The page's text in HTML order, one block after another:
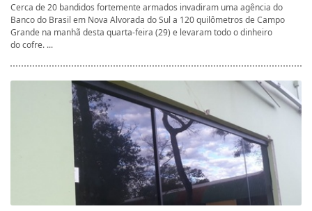
Cerca de 20 bandidos fortemente armados invadiram uma agência do
Banco do Brasil em Nova Alvorada do Sul a 120 quilômetros de Campo
Grande na manhã desta quarta-feira (29) e levaram todo o dinheiro
do cofre. ...